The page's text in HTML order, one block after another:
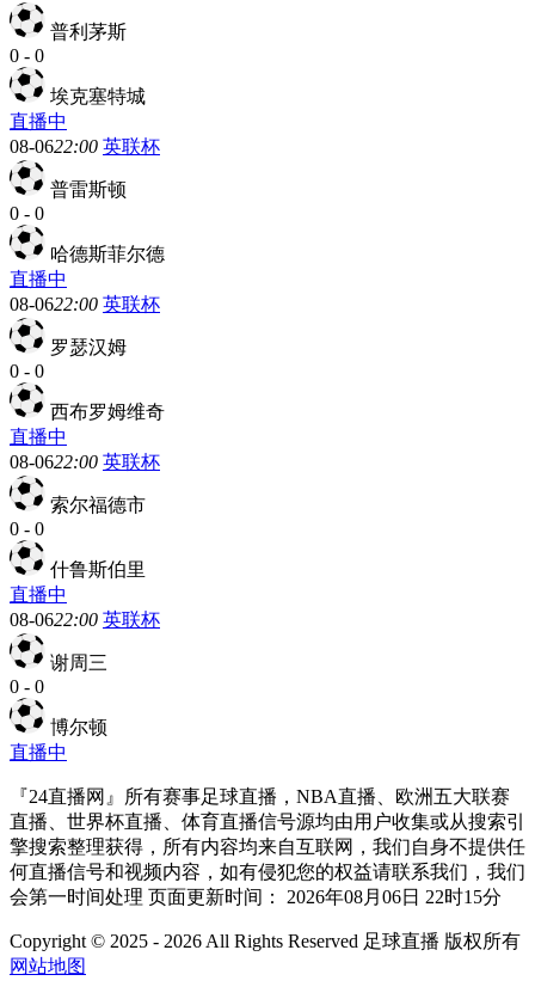
普利茅斯
0 - 0
埃克塞特城
直播中
08-0622:00 英联杯
普雷斯顿
0 - 0
哈德斯菲尔德
直播中
08-0622:00 英联杯
罗瑟汉姆
0 - 0
西布罗姆维奇
直播中
08-0622:00 英联杯
索尔福德市
0 - 0
什鲁斯伯里
直播中
08-0622:00 英联杯
谢周三
0 - 0
博尔顿
直播中
『24直播网』所有赛事足球直播，NBA直播、欧洲五大联赛
直播、世界杯直播、体育直播信号源均由用户收集或从搜索引
擎搜索整理获得，所有内容均来自互联网，我们自身不提供任
何直播信号和视频内容，如有侵犯您的权益请联系我们，我们
会第一时间处理 页面更新时间： 2026年08月06日 22时15分
Copyright © 2025 - 2026 All Rights Reserved 足球直播 版权所有
网站地图